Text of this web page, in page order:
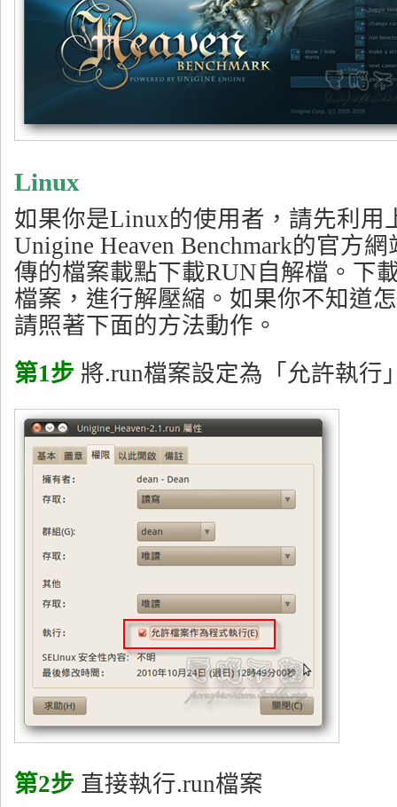
Linux
如果你是Linux的使用者，請先利用
Unigine Heaven Benchmark的官方
傳的檔案載點下載RUN自解檔。下
檔案，進行解壓縮。如果你不知道
請照著下面的方法動作。
第1步 將.run檔案設定為「允許執行
第2步 直接執行.run檔案